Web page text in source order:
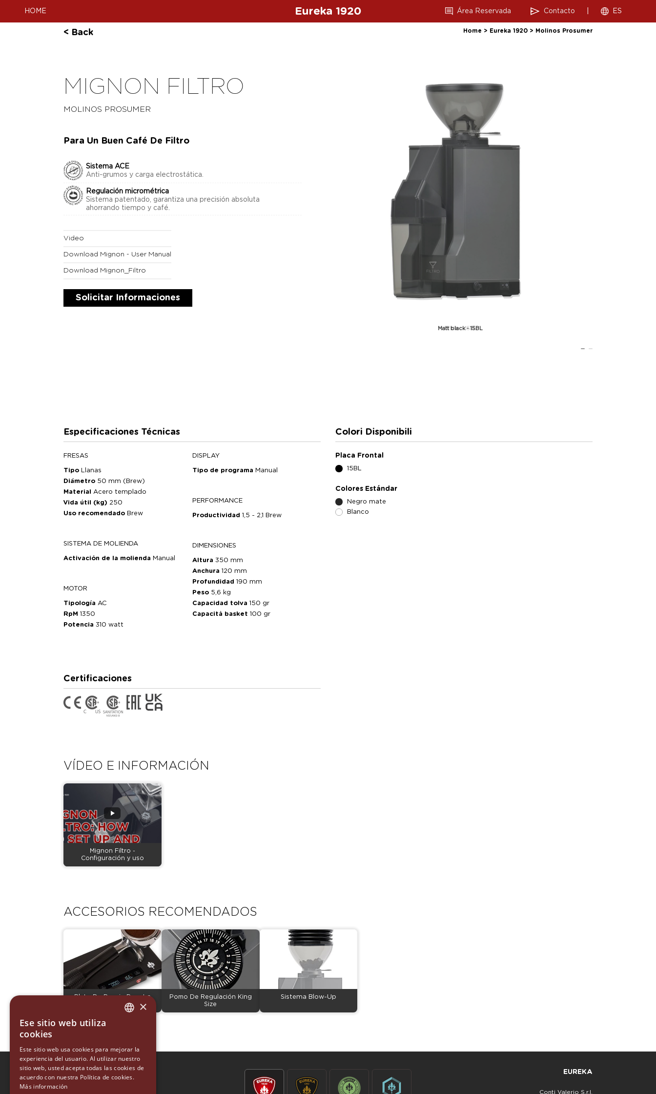
HOME Eureka 1920 Área Reservada Contacto ES
< Back Home > Eureka 1920 > Molinos Prosumer
MIGNON FILTRO
MOLINOS PROSUMER
Para Un Buen Café De Filtro
Sistema ACE
Anti-grumos y carga electrostática.
Regulación micrométrica
Sistema patentado, garantiza una precisión absoluta
ahorrando tiempo y café.
Video
Download Mignon - User Manual
Download Mignon_Filtro
Solicitar Informaciones
White - 15BL
Matt black - 15BL
Especificaciones Técnicas
FRESAS
Tipo Llanas
Diámetro 50 mm (Brew)
Material Acero templado
Vida útil (kg) 250
Uso recomendado Brew
SISTEMA DE MOLIENDA
Activación de la molienda Manual
MOTOR
Tipología AC
RpM 1350
Potencia 310 watt
DISPLAY
Tipo de programa Manual
PERFORMANCE
Productividad 1,5 - 2,1 Brew
DIMENSIONES
Altura 350 mm
Anchura 120 mm
Profundidad 190 mm
Peso 5,6 kg
Capacidad tolva 150 gr
Capacità basket 100 gr
Certificaciones
Colori Disponibili
Placa Frontal
15BL
Colores Estándar
Negro mate
Blanco
VÍDEO E INFORMACIÓN
Mignon Filtro -
Configuración y uso
ACCESORIOS RECOMENDADOS
Plato De Pesaje Para La
Precisa Scale
Pomo De Regulación King
Size
Sistema Blow-Up
EUREKA 1920
EUREKA ORO
EUREKA
Conti Valerio S.r.l.
GERMAN
SPANISH
×
Ese sitio web utiliza
cookies
Este sitio web usa cookies para mejorar la
experiencia del usuario. Al utilizar nuestro
sitio web, usted acepta todas las cookies de
acuerdo con nuestra Política de cookies.
Más información